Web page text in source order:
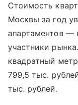
Стоимость
Москвы за год
апартаментов —
участники
квадратный
799,5 тыс.
тыс. рублей.